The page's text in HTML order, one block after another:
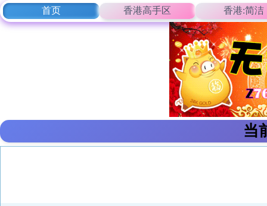
首页 香港高手区 香港:简洁
当